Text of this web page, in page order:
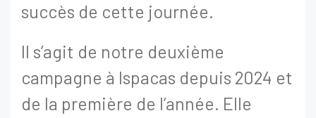
succès de cette journée.
Il s’agit de notre deuxième
campagne à Ispacas depuis 2024 et
de la première de l’année. Elle